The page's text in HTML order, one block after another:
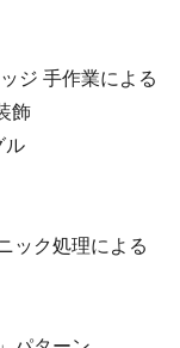
ジ 手作業による
飾
ル
ック処理による